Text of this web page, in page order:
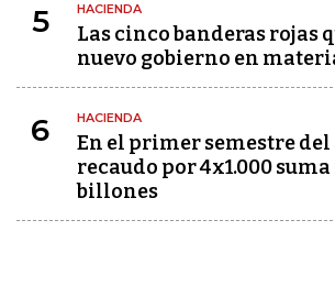
5 HACIENDA
Las cinco banderas rojas
nuevo gobierno en
6 HACIENDA
En el primer semestre del
recaudo por 4x1.000 suma
billones